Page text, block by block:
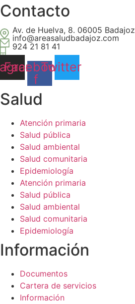
Contacto
Av. de Huelva, 8. 06005 Badajoz
info@areasaludbadajoz.com
924 21 81 41
Facebook-
f
Twitter
Salud​
Atención primaria
Salud pública
Salud ambiental
Salud comunitaria
Epidemiología
Atención primaria
Salud pública
Salud ambiental
Salud comunitaria
Epidemiología
Información​
Documentos
Cartera de servicios
Información